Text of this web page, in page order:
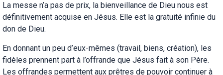
La messe n’a pas de prix, la bienveillance de Dieu nous est
définitivement acquise en Jésus. Elle est la gratuité infinie du
don de Dieu.
En donnant un peu d’eux-mêmes (travail, biens, création), les
fidèles prennent part à l’offrande que Jésus fait à son Père.
Les offrandes permettent aux prêtres de pouvoir continuer à